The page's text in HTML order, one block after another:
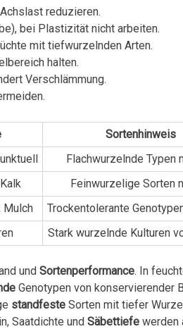
reduzieren.
bei Plastizität nicht arbeiten.
mit tiefwurzelnden Arten.
halten.
Verschlämmung.
Sortenhinweis
Flachwurzelnde Typen
Feinwurzelige Sorten
Mulch
Trockentolerante
Stark wurzelnde Kulturen
und Sortenperformance. In
Genotypen von konservierender
standfesteSorten mit tiefer
Saatdichte und Säbettiefewerden